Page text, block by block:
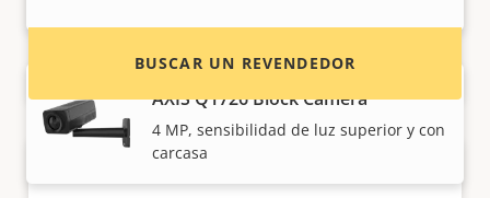
AXIS Q1726 Block Camera
4 MP, sensibilidad de luz superior y con
carcasa
BUSCAR UN REVENDEDOR